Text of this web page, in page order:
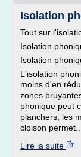
Isolation
Tout sur
Isolation
Isolation
L'isolation
moins d'en
zones
phonique peut
planchers, les
cloison permet...
Lire la suite